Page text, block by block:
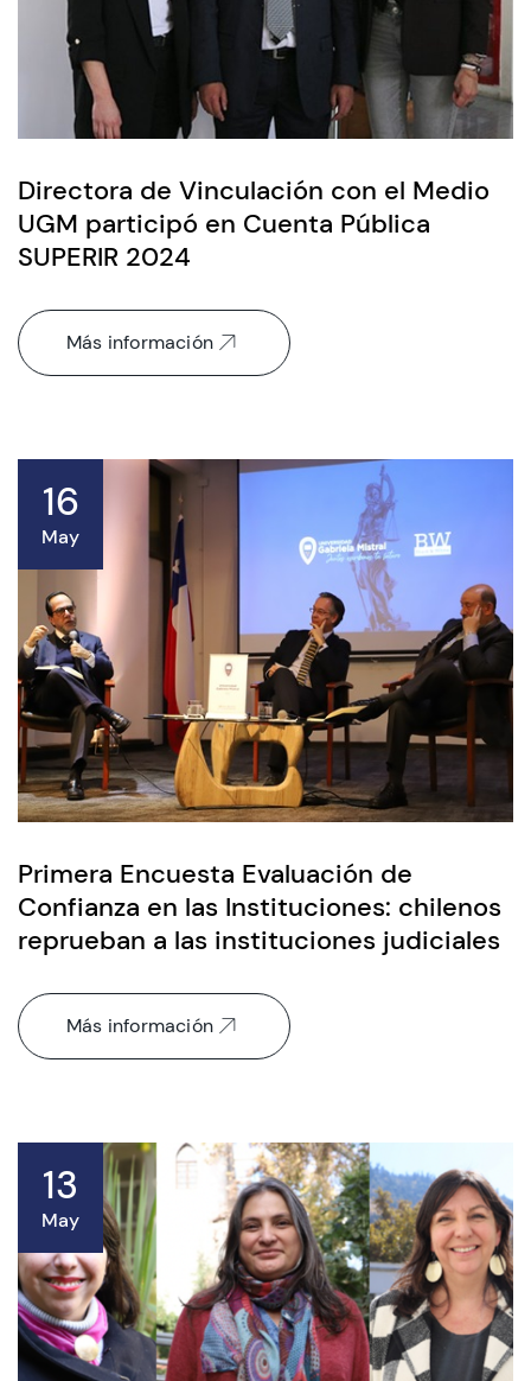
Admisión
Becas y Beneficios
Estudiantes
Académicos
Alumni
Language Center
CIEO
Contacto y Horarios
modo claro
Directora de Vinculación con el Medio
UGM participó en Cuenta Pública
SUPERIR 2024
Más información
16
May
Primera Encuesta Evaluación de
Confianza en las Instituciones: chilenos
reprueban a las instituciones judiciales
Más información
13
May